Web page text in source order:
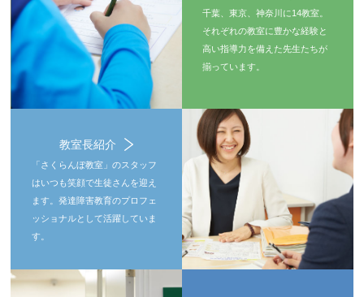
千葉、東京、神奈川に14教室。
それぞれの教室に豊かな経験と
高い指導力を備えた先生たちが
揃っています。
教室長紹介
「さくらんぼ教室」のスタッフ
はいつも笑顔で生徒さんを迎え
ます。発達障害教育のプロフェ
ッショナルとして活躍していま
す。